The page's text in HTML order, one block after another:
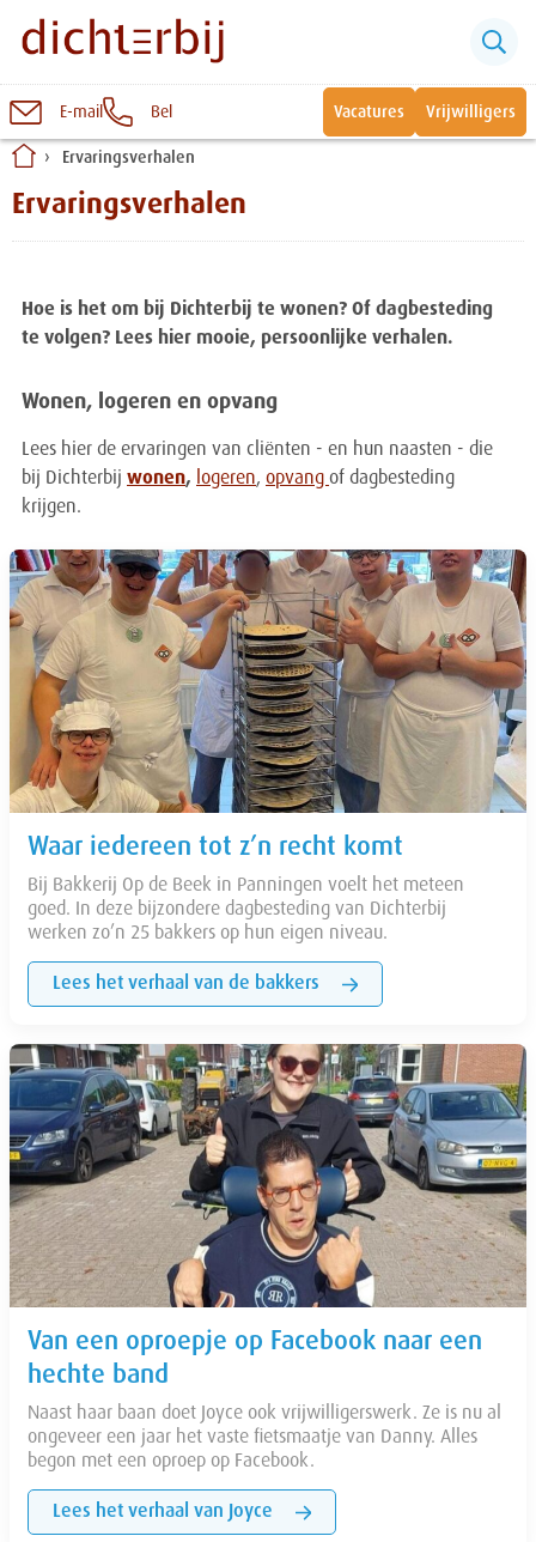
Naar
inhoud
E-mail Bel Vacatures Vrijwilligers
Ervaringsverhalen
Ervaringsverhalen
Hoe is het om bij Dichterbij te wonen? Of dagbesteding
te volgen? Lees hier mooie, persoonlijke verhalen.
Wonen, logeren en opvang
Lees hier de ervaringen van cliënten - en hun naasten - die
bij Dichterbij wonen, logeren, opvang of dagbesteding
krijgen.
Waar iedereen tot z’n recht komt
Bij Bakkerij Op de Beek in Panningen voelt het meteen
goed. In deze bijzondere dagbesteding van Dichterbij
werken zo’n 25 bakkers op hun eigen niveau.
Lees het verhaal van de bakkers
Van een oproepje op Facebook naar een
hechte band
Naast haar baan doet Joyce ook vrijwilligerswerk. Ze is nu al
ongeveer een jaar het vaste fietsmaatje van Danny. Alles
begon met een oproep op Facebook.
Lees het verhaal van Joyce
Snel naar:
Wonen bij Dichterbij
Zinvolle dagbesteding
Vrije dagbestedingsplekken